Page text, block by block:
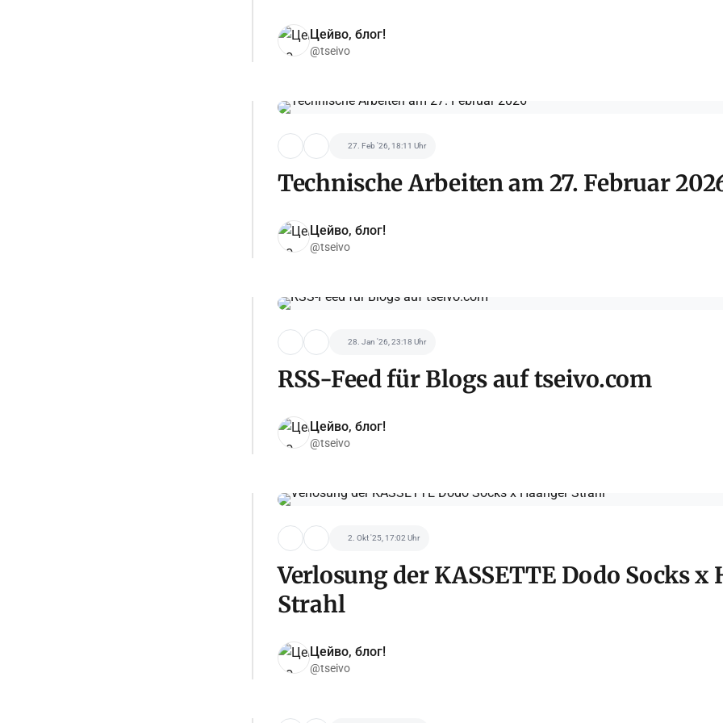
Цейво, блог!
@tseivo
27. Feb '26, 18:11 Uhr
Technische Arbeiten am 27. Februar
Цейво, блог!
@tseivo
28. Jan '26, 23:18 Uhr
RSS-Feed für Blogs auf tseivo.com
Цейво, блог!
@tseivo
2. Okt '25, 17:02 Uhr
Verlosung der KASSETTE Dodo Socks x
Strahl
Цейво, блог!
@tseivo